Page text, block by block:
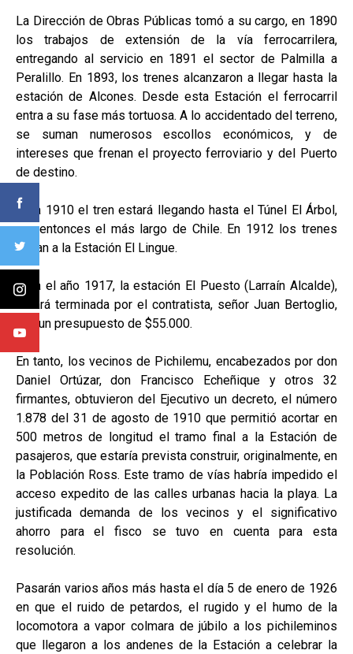
La Dirección de Obras Públicas tomó a su cargo, en 1890
los trabajos de extensión de la vía ferrocarrilera,
entregando al servicio en 1891 el sector de Palmilla a
Peralillo. En 1893, los trenes alcanzaron a llegar hasta la
estación de Alcones. Desde esta Estación el ferrocarril
entra a su fase más tortuosa. A lo accidentado del terreno,
se suman numerosos escollos económicos, y de
intereses que frenan el proyecto ferroviario y del Puerto
de destino.
Para 1910 el tren estará llegando hasta el Túnel El Árbol,
por entonces el más largo de Chile. En 1912 los trenes
llegan a la Estación El Lingue.
Para el año 1917, la estación El Puesto (Larraín Alcalde),
estará terminada por el contratista, señor Juan Bertoglio,
con un presupuesto de $55.000.
En tanto, los vecinos de Pichilemu, encabezados por don
Daniel Ortúzar, don Francisco Echeñique y otros 32
firmantes, obtuvieron del Ejecutivo un decreto, el número
1.878 del 31 de agosto de 1910 que permitió acortar en
500 metros de longitud el tramo final a la Estación de
pasajeros, que estaría prevista construir, originalmente, en
la Población Ross. Este tramo de vías habría impedido el
acceso expedito de las calles urbanas hacia la playa. La
justificada demanda de los vecinos y el significativo
ahorro para el fisco se tuvo en cuenta para esta
resolución.
Pasarán varios años más hasta el día 5 de enero de 1926
en que el ruido de petardos, el rugido y el humo de la
locomotora a vapor colmara de júbilo a los pichileminos
que llegaron a los andenes de la Estación a celebrar la